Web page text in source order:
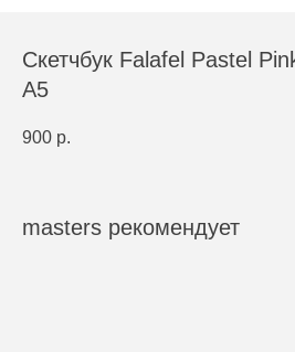
Скетчбук Falafel Pastel
А5
900 р.
masters рекомендует